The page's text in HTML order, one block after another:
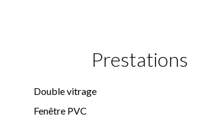
Prestations
Double vitrage
Fenêtre PVC